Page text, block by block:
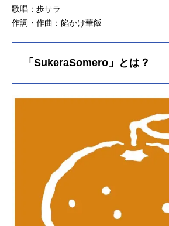
歌唱：歩サラ
作詞・作曲：餡かけ華飯
「SukeraSomero」とは？